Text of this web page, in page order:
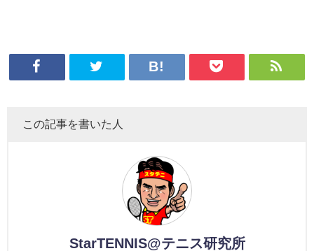
この記事を書いた人
StarTENNIS@テニス研究所